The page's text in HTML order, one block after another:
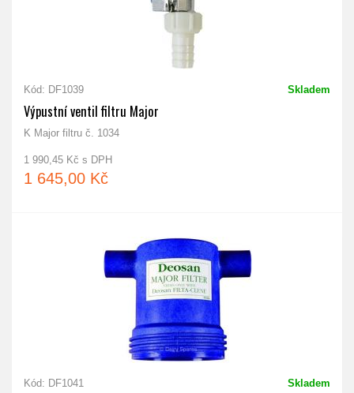
Kód: DF1039 Skladem
Výpustní ventil filtru Major
K Major filtru č. 1034
1 990,45 Kč s DPH
1 645,00 Kč
Kód: DF1041 Skladem